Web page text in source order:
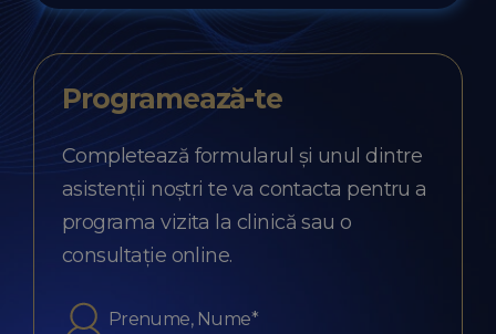
Programează-te
Completează formularul și unul dintre
asistenții noștri te va contacta pentru a
programa vizita la clinică sau o
consultație online.